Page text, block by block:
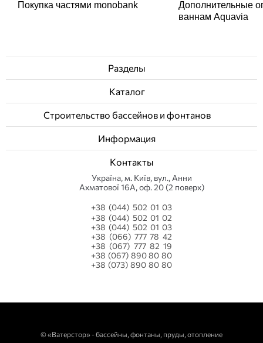
Покупка частями monobank
Дополнительные
ваннам Aquavia
Разделы
Каталог
Строительство бассейнов и фонтанов
Информация
Контакты
Українa, м. Київ, вул., Анни
Ахматової 16А, оф. 20 (2 поверх)
+38 (044) 502 01 03
+38 (044) 502 01 02
+38 (044) 502 01 03
+38 (066) 777 78 42
+38 (067) 777 82 19
+38 (067) 890 80 80
+38 (073) 890 80 80
©«Ватерстор» - бассейны, фонтаны, пруды, отопление